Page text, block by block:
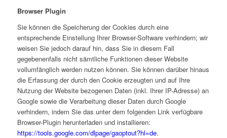
Browser Plugin
Sie können die Speicherung der Cookies durch eine
entsprechende Einstellung Ihrer Browser-Software verhindern; wir
weisen Sie jedoch darauf hin, dass Sie in diesem Fall
gegebenenfalls nicht sämtliche Funktionen dieser Website
vollumfänglich werden nutzen können. Sie können darüber hinaus
die Erfassung der durch den Cookie erzeugten und auf Ihre
Nutzung der Website bezogenen Daten (inkl. Ihrer IP-Adresse) an
Google sowie die Verarbeitung dieser Daten durch Google
verhindern, indem Sie das unter dem folgenden Link verfügbare
Browser-Plugin herunterladen und installieren:
https://tools.google.com/dlpage/gaoptout?hl=de.